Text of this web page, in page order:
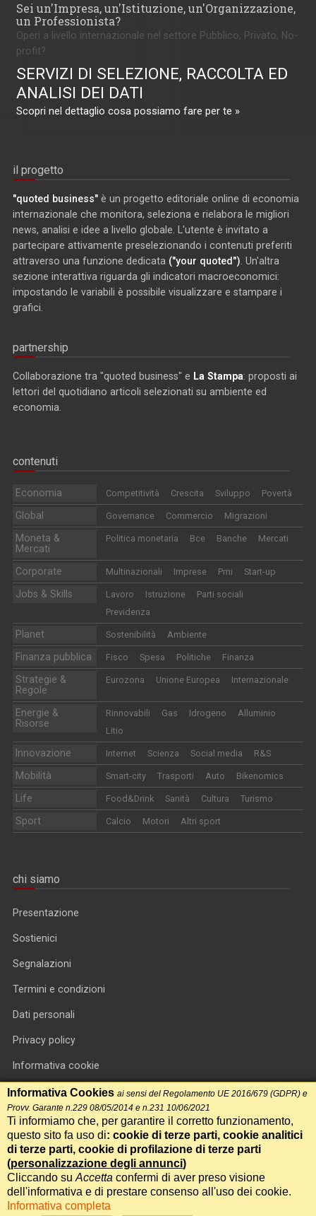
Sei un'Impresa, un'Istituzione, un'Organizzazione,
un Professionista?
Operi a livello internazionale nel settore Pubblico, Privato, No-
profit?
SERVIZI DI SELEZIONE, RACCOLTA ED
ANALISI DEI DATI
Scopri nel dettaglio cosa possiamo fare per te »
il progetto
"quoted business" è un progetto editoriale online di economia
internazionale che monitora, seleziona e rielabora le migliori
news, analisi e idee a livello globale. L'utente è invitato a
partecipare attivamente preselezionando i contenuti preferiti
attraverso una funzione dedicata ("your quoted") . Un'altra
sezione interattiva riguarda gli indicatori macroeconomici:
impostando le variabili è possibile visualizzare e stampare i
grafici.
partnership
Collaborazione tra "quoted business" e La Stampa: proposti ai
lettori del quotidiano articoli selezionati su ambiente ed
economia.
contenuti
Economia Competitività Crescita Sviluppo Povertà
Global Governance Commercio Migrazioni
Moneta &
Mercati
Politica monetaria Bce Banche Mercati
Corporate Multinazionali Imprese Pmi Start-up
Jobs & Skills Lavoro Istruzione
Parti sociali
Previdenza
Planet Sostenibilità Ambiente
Finanza pubblica Fisco Spesa Politiche Finanza
Strategie &
Regole
Eurozona Unione Europea Internazionale
Energie &
Risorse
Rinnovabili Gas Idrogeno
Alluminio
Litio
Innovazione Internet Scienza Social media R&S
Mobilità Smart-city Trasporti Auto Bikenomics
Life Food&Drink Sanità Cultura Turismo
Sport Calcio Motori Altri sport
chi siamo
Presentazione
Sostienici
Segnalazioni
Termini e condizioni
Dati personali
Privacy policy
Informativa cookie
RSS feed
RSS Top News
Contatti
International Communication S.r.l. • P.IVA 14478081004 • Testata
giornalistica n.191, reg. Tribunale di Roma del 14/12/2017
Informativa Cookies ai sensi del Regolamento UE 2016/679 (GDPR) e
Provv. Garante n.229 08/05/2014 e n.231 10/06/2021
Ti informiamo che, per garantire il corretto funzionamento,
questo sito fa uso di: cookie di terze parti, cookie analitici
di terze parti, cookie di profilazione di terze parti
(personalizzazione degli annunci)
Cliccando su Accetta confermi di aver preso visione
dell'informativa e di prestare consenso all'uso dei cookie.
Informativa completa